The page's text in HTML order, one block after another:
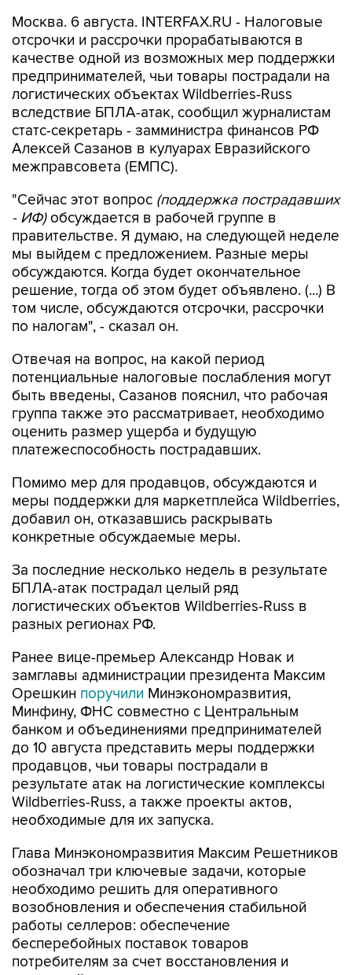
Москва. 6 августа. INTERFAX.RU - Налоговые
отсрочки и рассрочки прорабатываются в
качестве одной из возможных мер поддержки
предпринимателей, чьи товары пострадали на
логистических объектах Wildberries-Russ
вследствие БПЛА-атак, сообщил журналистам
статс-секретарь - замминистра финансов РФ
Алексей Сазанов в кулуарах Евразийского
межправсовета (ЕМПС).
"Сейчас этот вопрос (поддержка пострадавших
- ИФ)обсуждается в рабочей группе в
правительстве. Я думаю, на следующей неделе
мы выйдем с предложением. Разные меры
обсуждаются. Когда будет окончательное
решение, тогда об этом будет объявлено. (...) В
том числе, обсуждаются отсрочки, рассрочки
по налогам", - сказал он.
Отвечая на вопрос, на какой период
потенциальные налоговые послабления могут
быть введены, Сазанов пояснил, что рабочая
группа также это рассматривает, необходимо
оценить размер ущерба и будущую
платежеспособность пострадавших.
Помимо мер для продавцов, обсуждаются и
меры поддержки для маркетплейса Wildberries,
добавил он, отказавшись раскрывать
конкретные обсуждаемые меры.
За последние несколько недель в результате
БПЛА-атак пострадал целый ряд
логистических объектов Wildberries-Russ в
разных регионах РФ.
Ранее вице-премьер Александр Новак и
замглавы администрации президента Максим
Орешкин поручили Минэкономразвития,
Минфину, ФНС совместно с Центральным
банком и объединениями предпринимателей
до 10 августа представить меры поддержки
продавцов, чьи товары пострадали в
результате атак на логистические комплексы
Wildberries-Russ, а также проекты актов,
необходимые для их запуска.
Глава Минэкономразвития Максим Решетников
обозначал три ключевые задачи, которые
необходимо решить для оперативного
возобновления и обеспечения стабильной
работы селлеров: обеспечение
бесперебойных поставок товаров
потребителям за счет восстановления и